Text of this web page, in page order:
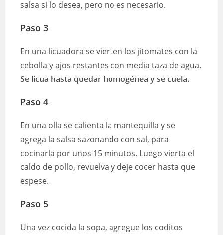
salsa si lo desea, pero no es necesario.
Paso 3
En una licuadora se vierten los jitomates con la
cebolla y ajos restantes con media taza de agua.
Se licua hasta quedar homogénea y se cuela.
Paso 4
En una olla se calienta la mantequilla y se
agrega la salsa sazonando con sal, para
cocinarla por unos 15 minutos. Luego vierta el
caldo de pollo, revuelva y deje cocer hasta que
espese.
Paso 5
Una vez cocida la sopa, agregue los coditos